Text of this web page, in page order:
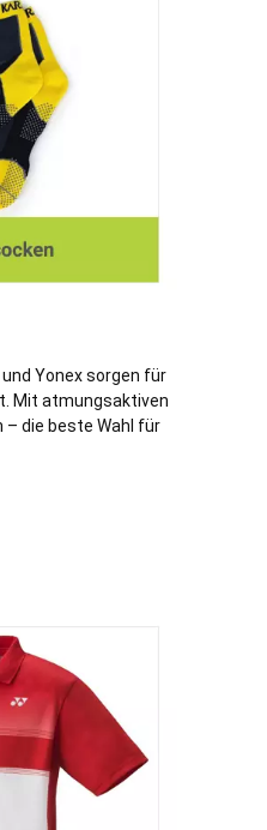
Yonex sorgen für
Mit atmungsaktiven
– die beste Wahl für